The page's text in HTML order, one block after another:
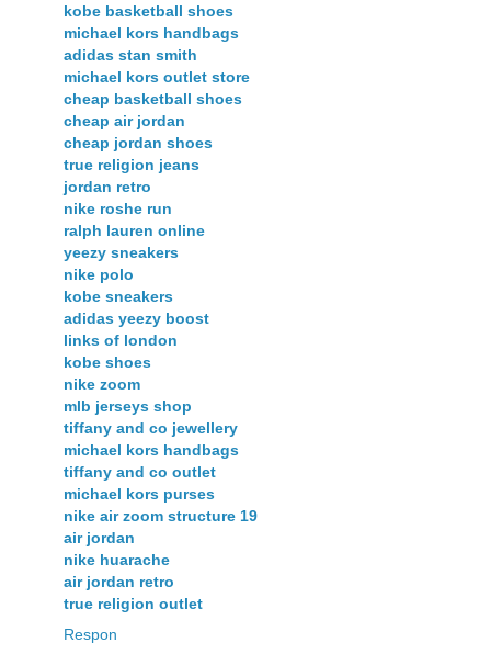
kobe basketball shoes
michael kors handbags
adidas stan smith
michael kors outlet store
cheap basketball shoes
cheap air jordan
cheap jordan shoes
true religion jeans
jordan retro
nike roshe run
ralph lauren online
yeezy sneakers
nike polo
kobe sneakers
adidas yeezy boost
links of london
kobe shoes
nike zoom
mlb jerseys shop
tiffany and co jewellery
michael kors handbags
tiffany and co outlet
michael kors purses
nike air zoom structure 19
air jordan
nike huarache
air jordan retro
true religion outlet
Respon